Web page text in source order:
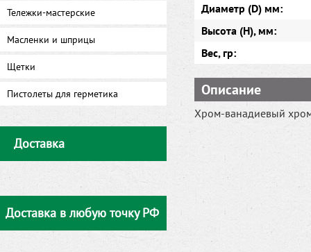
Тележки-мастерские
Масленки и шприцы
Щетки
Пистолеты для герметика
Доставка
Доставка в любую точку РФ
Диаметр (D) мм:
Высота (H), мм:
Вес, гр:
Описание
Хром-ванадиевый